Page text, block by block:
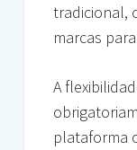
tradicional,
marcas
A
plataforma